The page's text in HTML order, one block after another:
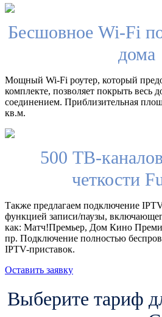
Бесшовное Wi-Fi
дома
Мощный Wi-Fi роутер, который
комплекте, позволяет покрыть весь
соединением. Приблизительная
кв.м.
500 ТВ-
четкости
Также предлагаем подключение
функцией записи/паузы,
как: Матч!Премьер, Дом Кино
пр. Подключение полностью
IPTV-приставок.
Оставить заявку
Выберите тариф